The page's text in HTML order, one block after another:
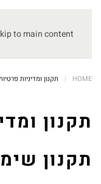
to main content
HOME תקנון ומדיניות
תקנון
תקנון